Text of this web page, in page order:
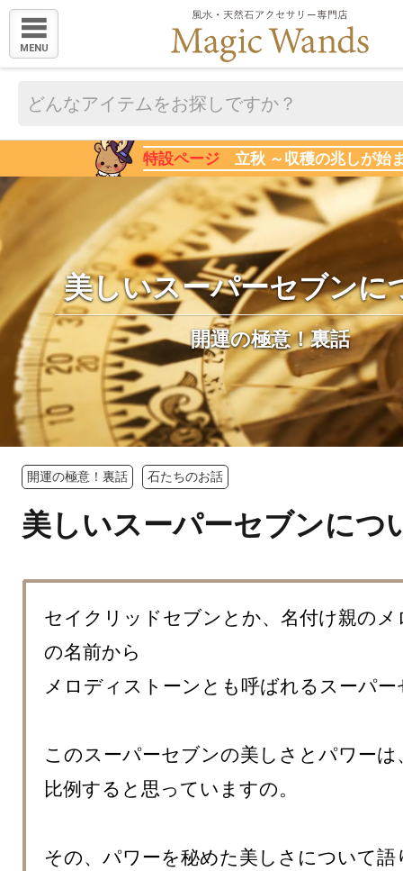
MENU
特設ページ立秋 ～収穫の兆しが始
美しいスーパーセブンに
開運の極意！裏話
開運の極意！裏話 石たちのお話
美しいスーパーセブンにつ
セイクリッドセブンとか、名付け親のメ
の名前から
メロディストーンとも呼ばれるスーパー
このスーパーセブンの美しさとパワーは
比例すると思っていますの。
その、パワーを秘めた美しさについて